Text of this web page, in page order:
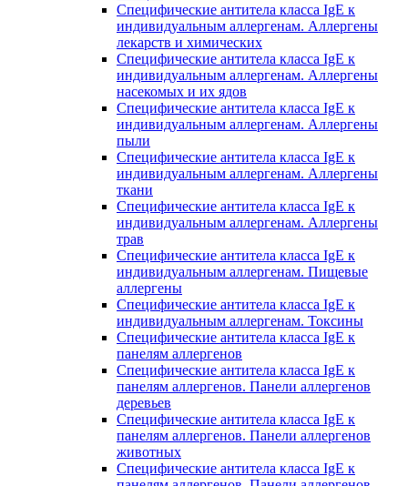
Специфические антитела класса IgE к
индивидуальным аллергенам. Аллергены
лекарств и химических
Специфические антитела класса IgE к
индивидуальным аллергенам. Аллергены
насекомых и их ядов
Специфические антитела класса IgE к
индивидуальным аллергенам. Аллергены
пыли
Специфические антитела класса IgE к
индивидуальным аллергенам. Аллергены
ткани
Специфические антитела класса IgE к
индивидуальным аллергенам. Аллергены
трав
Специфические антитела класса IgE к
индивидуальным аллергенам. Пищевые
аллергены
Специфические антитела класса IgE к
индивидуальным аллергенам. Токсины
Специфические антитела класса IgE к
панелям аллергенов
Специфические антитела класса IgE к
панелям аллергенов. Панели аллергенов
деревьев
Специфические антитела класса IgE к
панелям аллергенов. Панели аллергенов
животных
Специфические антитела класса IgE к